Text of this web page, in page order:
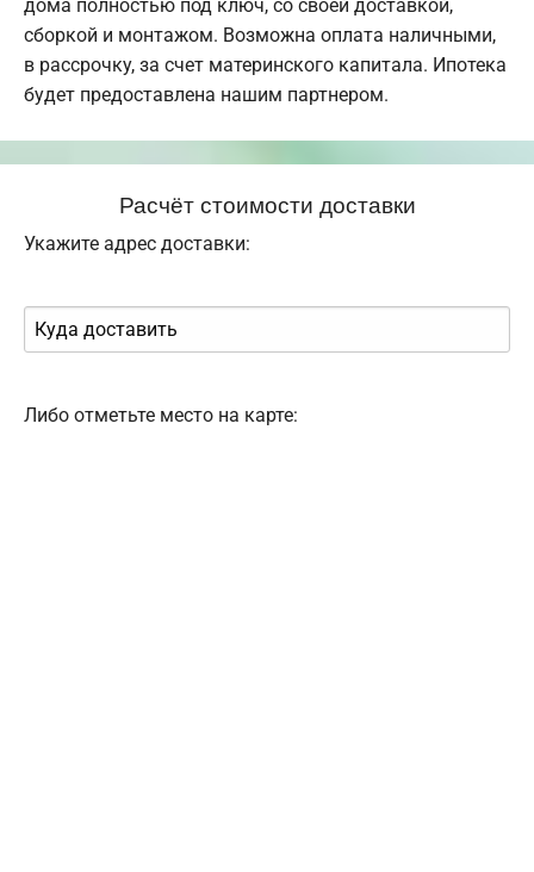
дома полностью под ключ, со своей доставкой,
сборкой и монтажом. Возможна оплата наличными,
в рассрочку, за счет материнского капитала. Ипотека
будет предоставлена нашим партнером.
Расчёт стоимости доставки
Укажите адрес доставки:
Либо отметьте место на карте: